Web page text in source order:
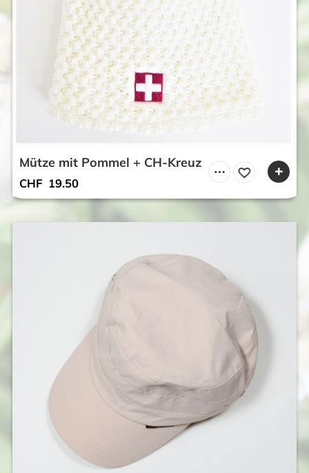
Mütze mit Pommel + CH-Kreuz
CHF 19.50